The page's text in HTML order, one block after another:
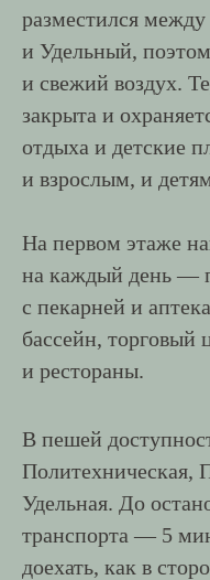
разместился
и Удельный,
и свежий воздух.
закрыта и
отдыха и детские
и взрослым, и
На первом этаже
на каждый день —
с пекарней и
бассейн, торговый
и рестораны.
В пешей
Политехническая,
Удельная. До
транспорта — 5
доехать, как в